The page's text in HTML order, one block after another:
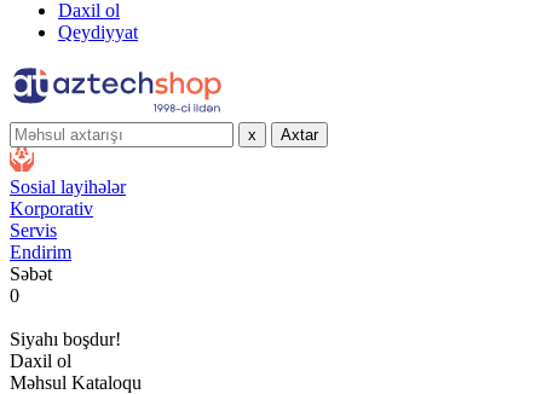
Daxil ol
Qeydiyyat
x Axtar
Sosial layihələr
Korporativ
Servis
Endirim
Səbət
0
Siyahı boşdur!
Daxil ol
Məhsul Kataloqu